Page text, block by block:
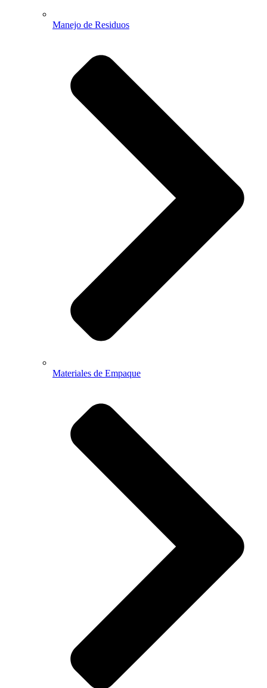
Manejo de Residuos
Materiales de Empaque